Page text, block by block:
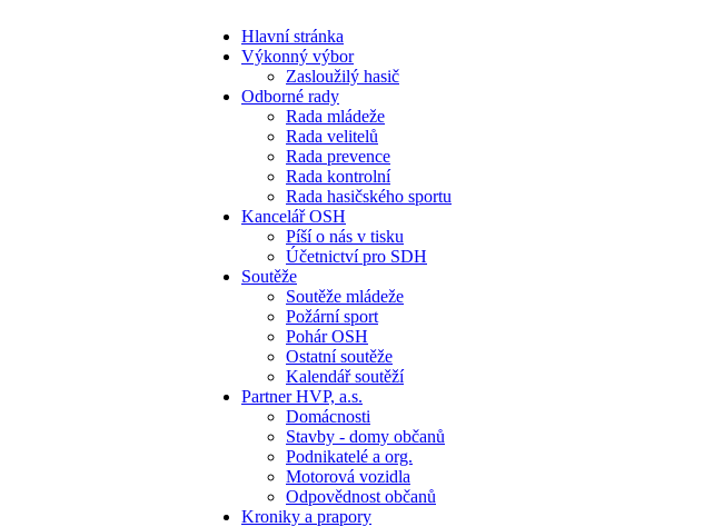
Hlavní stránka
Výkonný výbor
Zasloužilý hasič
Odborné rady
Rada mládeže
Rada velitelů
Rada prevence
Rada kontrolní
Rada hasičského sportu
Kancelář OSH
Píší o nás v tisku
Účetnictví pro SDH
Soutěže
Soutěže mládeže
Požární sport
Pohár OSH
Ostatní soutěže
Kalendář soutěží
Partner HVP, a.s.
Domácnosti
Stavby - domy občanů
Podnikatelé a org.
Motorová vozidla
Odpovědnost občanů
Kroniky a prapory